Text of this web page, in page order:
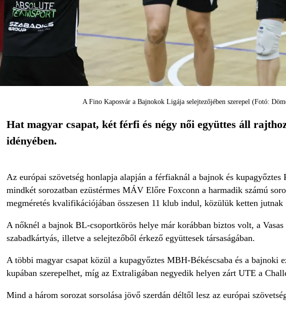
A Fino Kaposvár a Bajnokok Ligája selejtezőjében szerepel (Fotó:
Hat magyar csapat, két férfi és négy női együttes áll
idényében.
Az európai szövetség honlapja alapján a férfiaknál a bajnok és
mindkét sorozatban ezüstérmes MÁV Előre Foxconn a harmadik számú
megméretés kvalifikációjában összesen 11 klub indul, közülük ketten jutnak
A nőknél a bajnok BL-csoportkörös helye már korábban biztos volt, a
szabadkártyás, illetve a selejtezőből érkező együttesek társaságában.
A többi magyar csapat közül a kupagyőztes MBH-Békéscsaba és a bajnoki
kupában szerepelhet, míg az Extraligában negyedik helyen zárt UTE a
Mind a három sorozat sorsolása jövő szerdán déltől lesz az európai